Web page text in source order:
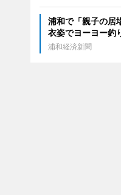
浦和で「親子の
衣姿でヨーヨー釣
浦和経済新聞